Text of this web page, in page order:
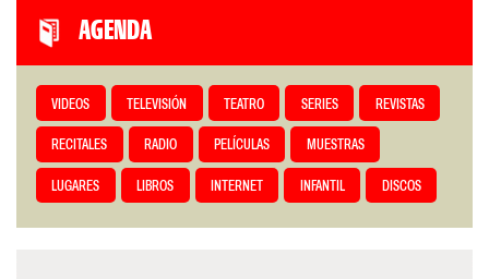
AGENDA
VIDEOS TELEVISIÓN TEATRO SERIES REVISTAS
RECITALES RADIO PELÍCULAS MUESTRAS
LUGARES LIBROS INTERNET INFANTIL DISCOS